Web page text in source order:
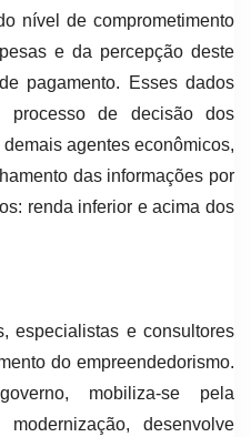
nível de comprometimento
e da percepção deste
pagamento. Esses dados
processo de decisão dos
agentes econômicos,
das informações por
renda inferior e acima dos
especialistas e consultores
do empreendedorismo.
mobiliza-se pela
desenvolve